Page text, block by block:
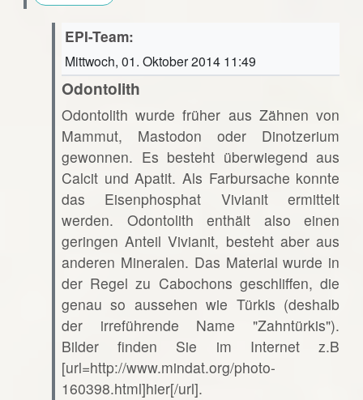
EPI-Team:
Mittwoch, 01. Oktober 2014 11:49
Odontolith
Odontolith wurde früher aus Zähnen von
Mammut, Mastodon oder Dinotzerium
gewonnen. Es besteht überwiegend aus
Calcit und Apatit. Als Farbursache konnte
das Eisenphosphat Vivianit ermittelt
werden. Odontolith enthält also einen
geringen Anteil Vivianit, besteht aber aus
anderen Mineralen. Das Material wurde in
der Regel zu Cabochons geschliffen, die
genau so aussehen wie Türkis (deshalb
der irreführende Name "Zahntürkis").
Bilder finden Sie im Internet z.B
[url=http://www.mindat.org/photo-
160398.html]hier[/url].